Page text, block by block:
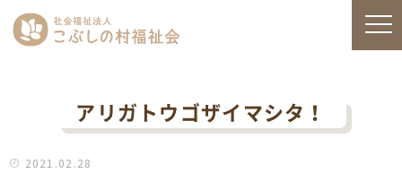
アリガトウゴザイマシタ！
2021.02.28